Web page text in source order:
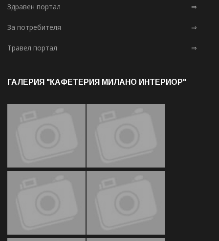
Здравен портал ⇒
За потребителя ⇒
Травел портал ⇒
ГАЛЕРИЯ "КАФЕТЕРИЯ МИЛАНО ИНТЕРИОР"